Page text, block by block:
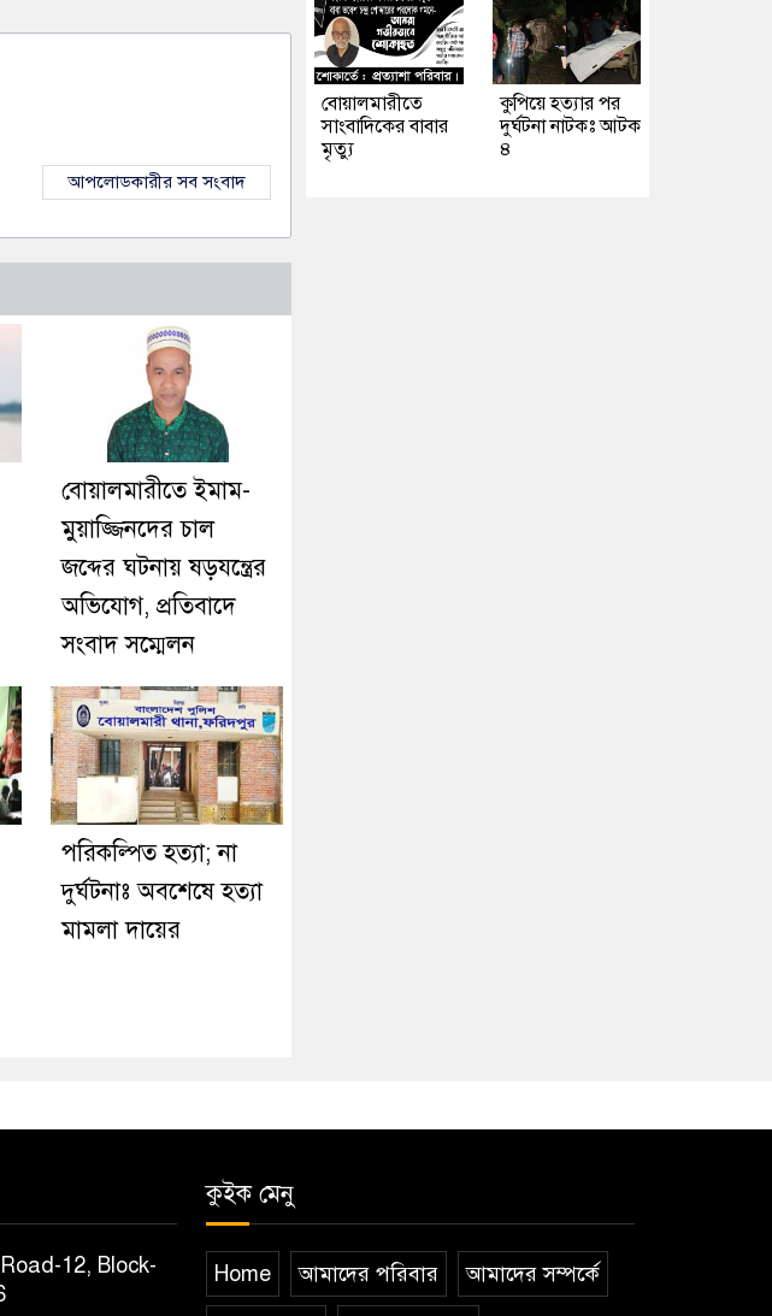
আপলোডকারীর সব সংবাদ
বোয়ালমারীতে ইমাম-
মুয়াজ্জিনদের চাল
জব্দের ঘটনায় ষড়যন্ত্রের
অভিযোগ, প্রতিবাদে
সংবাদ সম্মেলন
পরিকল্পিত হত্যা; না
দুর্ঘটনাঃ অবশেষে হত্যা
মামলা দায়ের
বোয়ালমারীতে
সাংবাদিকের বাবার
মৃত্যু
কুপিয়ে হত্যার পর
দুর্ঘটনা নাটকঃ আটক
৪
12, Block-
কুইক মেনু
Home আমাদের পরিবার আমাদের সম্পর্কে